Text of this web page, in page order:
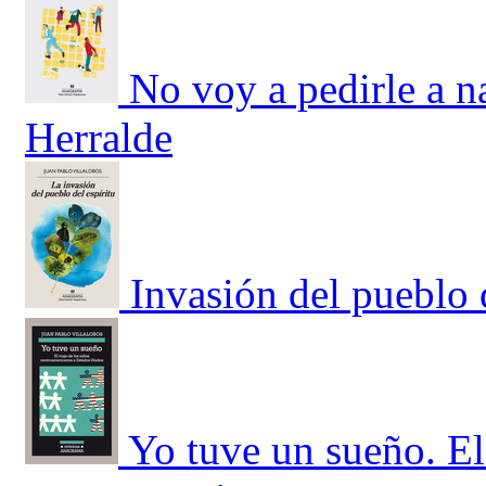
No voy a pedirle a
Herralde
Invasión del pueblo
Yo tuve un sueño.